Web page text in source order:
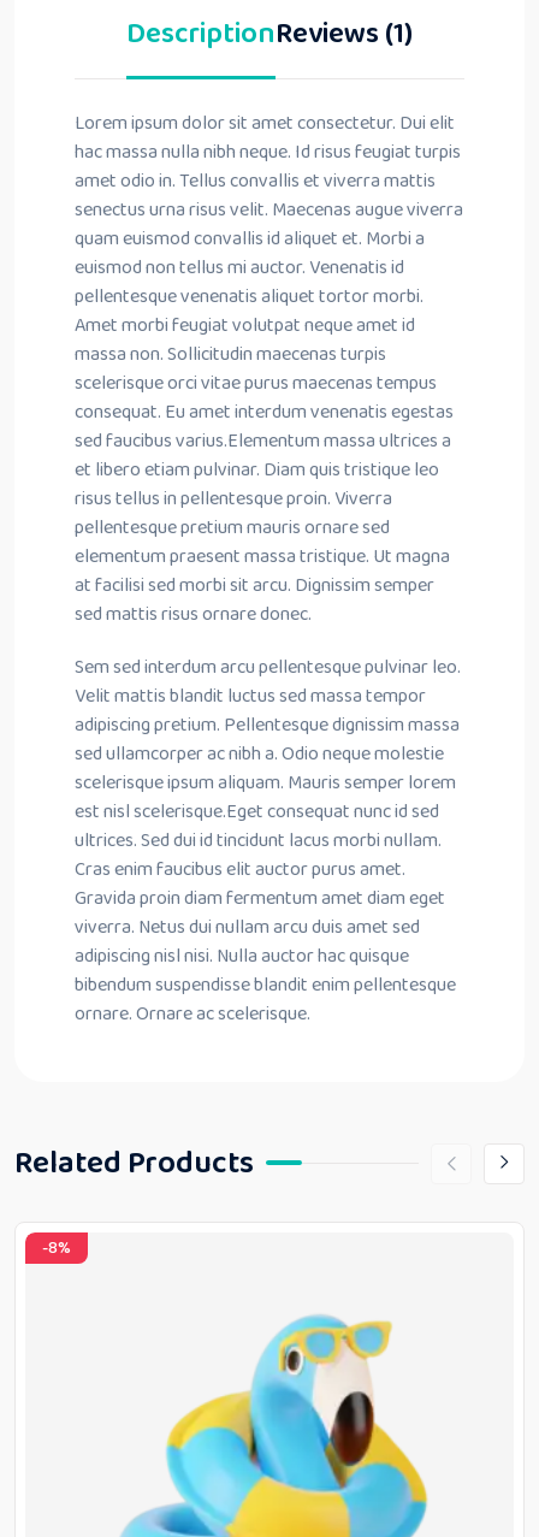
DescriptionReviews (1)
Lorem ipsum dolor sit amet consectetur. Dui elit
hac massa nulla nibh neque. Id risus feugiat turpis
amet odio in. Tellus convallis et viverra mattis
senectus urna risus velit. Maecenas augue viverra
quam euismod convallis id aliquet et. Morbi a
euismod non tellus mi auctor. Venenatis id
pellentesque venenatis aliquet tortor morbi.
Amet morbi feugiat volutpat neque amet id
massa non. Sollicitudin maecenas turpis
scelerisque orci vitae purus maecenas tempus
consequat. Eu amet interdum venenatis egestas
sed faucibus varius.Elementum massa ultrices a
et libero etiam pulvinar. Diam quis tristique leo
risus tellus in pellentesque proin. Viverra
pellentesque pretium mauris ornare sed
elementum praesent massa tristique. Ut magna
at facilisi sed morbi sit arcu. Dignissim semper
sed mattis risus ornare donec.
Sem sed interdum arcu pellentesque pulvinar leo.
Velit mattis blandit luctus sed massa tempor
adipiscing pretium. Pellentesque dignissim massa
sed ullamcorper ac nibh a. Odio neque molestie
scelerisque ipsum aliquam. Mauris semper lorem
est nisl scelerisque.Eget consequat nunc id sed
ultrices. Sed dui id tincidunt lacus morbi nullam.
Cras enim faucibus elit auctor purus amet.
Gravida proin diam fermentum amet diam eget
viverra. Netus dui nullam arcu duis amet sed
adipiscing nisl nisi. Nulla auctor hac quisque
bibendum suspendisse blandit enim pellentesque
ornare. Ornare ac scelerisque.
Related Products
-8%